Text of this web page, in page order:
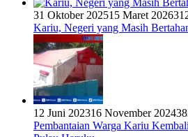
31 Oktober 202515 Maret 2026
Kariu, Negeri yang Masih
12 Juni 202316 November 2024
Pembantaian Warga Kariu